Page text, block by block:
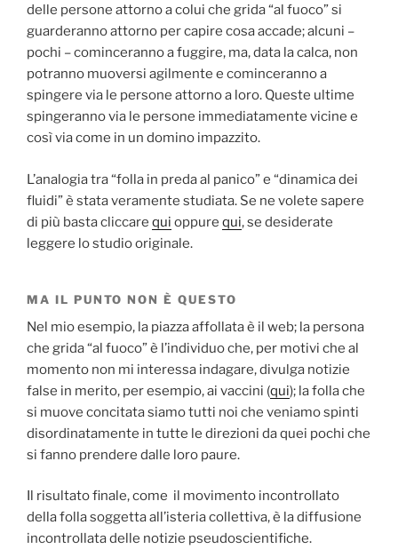
delle persone attorno a colui che grida “al fuoco” si
guarderanno attorno per capire cosa accade; alcuni –
pochi – cominceranno a fuggire, ma, data la calca, non
potranno muoversi agilmente e cominceranno a
spingere via le persone attorno a loro. Queste ultime
spingeranno via le persone immediatamente vicine e
così via come in un domino impazzito.
L’analogia tra “folla in preda al panico” e “dinamica dei
fluidi” è stata veramente studiata. Se ne volete sapere
di più basta cliccare qui oppure qui, se desiderate
leggere lo studio originale.
MA IL PUNTO NON È QUESTO
Nel mio esempio, la piazza affollata è il web; la persona
che grida “al fuoco” è l’individuo che, per motivi che al
momento non mi interessa indagare, divulga notizie
false in merito, per esempio, ai vaccini (qui); la folla che
si muove concitata siamo tutti noi che veniamo spinti
disordinatamente in tutte le direzioni da quei pochi che
si fanno prendere dalle loro paure.
Il risultato finale, come il movimento incontrollato
della folla soggetta all’isteria collettiva, è la diffusione
incontrollata delle notizie pseudoscientifiche.